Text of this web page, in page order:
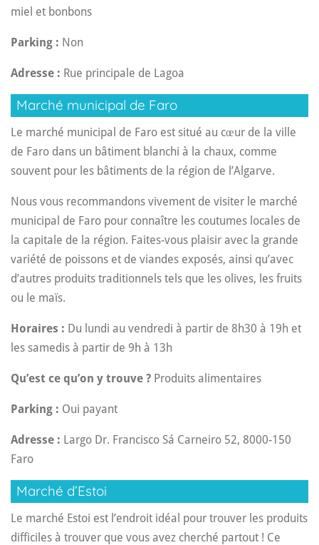
miel et bonbons
Parking : Non
Adresse : Rue principale de Lagoa
Marché municipal de Faro
Le marché municipal de Faro est situé au cœur de la ville
de Faro dans un bâtiment blanchi à la chaux, comme
souvent pour les bâtiments de la région de l’Algarve.
Nous vous recommandons vivement de visiter le marché
municipal de Faro pour connaître les coutumes locales de
la capitale de la région. Faites-vous plaisir avec la grande
variété de poissons et de viandes exposés, ainsi qu’avec
d’autres produits traditionnels tels que les olives, les fruits
ou le maïs.
Horaires : Du lundi au vendredi à partir de 8h30 à 19h et
les samedis à partir de 9h à 13h
Qu’est ce qu’on y trouve ? Produits alimentaires
Parking : Oui payant
Adresse : Largo Dr. Francisco Sá Carneiro 52, 8000-150
Faro
Marché d’Estoi
Le marché Estoi est l’endroit idéal pour trouver les produits
difficiles à trouver que vous avez cherché partout ! Ce